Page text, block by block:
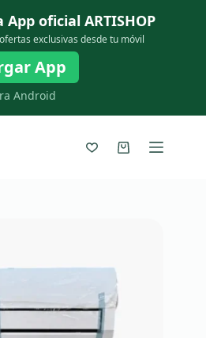
App oficialARTISHOP
exclusivas desde tu móvil
App
Android
Carro